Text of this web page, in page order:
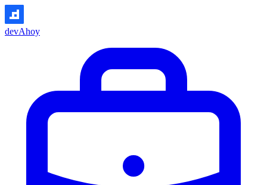
devAhoy